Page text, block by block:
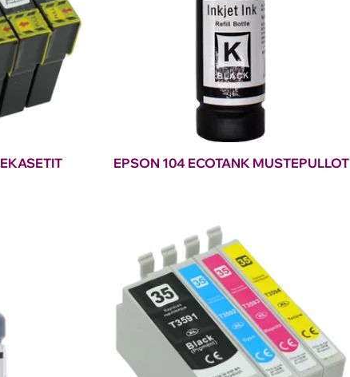
EPSON 104 ECOTANK MUSTEPULLOT